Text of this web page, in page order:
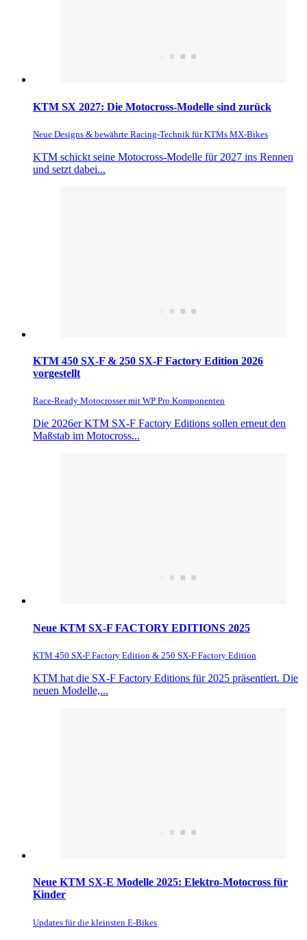
KTM SX 2027: Die Motocross-Modelle sind zurück
Neue Designs & bewährte Racing-Technik für KTMs MX-Bikes
KTM schickt seine Motocross-Modelle für 2027 ins Rennen
und setzt dabei...
KTM 450 SX-F & 250 SX-F Factory Edition 2026
vorgestellt
Race-Ready Motocrosser mit WP Pro Komponenten
Die 2026er KTM SX-F Factory Editions sollen erneut den
Maßstab im Motocross...
Neue KTM SX-F FACTORY EDITIONS 2025
KTM 450 SX-F Factory Edition & 250 SX-F Factory Edition
KTM hat die SX-F Factory Editions für 2025 präsentiert. Die
neuen Modelle,...
Neue KTM SX-E Modelle 2025: Elektro-Motocross für
Kinder
Updates für die kleinsten E-Bikes